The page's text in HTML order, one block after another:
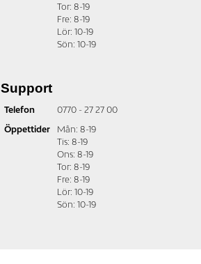
Tor: 8-19
Fre: 8-19
Lör: 10-19
Sön: 10-19
Support
Telefon
0770 - 27 27 00
Öppettider
Mån: 8-19
Tis: 8-19
Ons: 8-19
Tor: 8-19
Fre: 8-19
Lör: 10-19
Sön: 10-19